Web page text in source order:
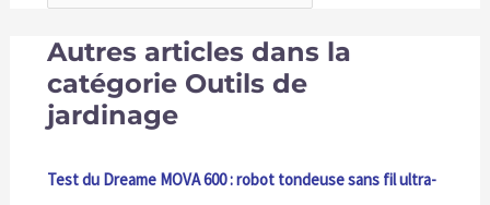
Autres articles dans la
catégorie Outils de
jardinage
Test du Dreame MOVA 600 : robot tondeuse sans fil ultra-